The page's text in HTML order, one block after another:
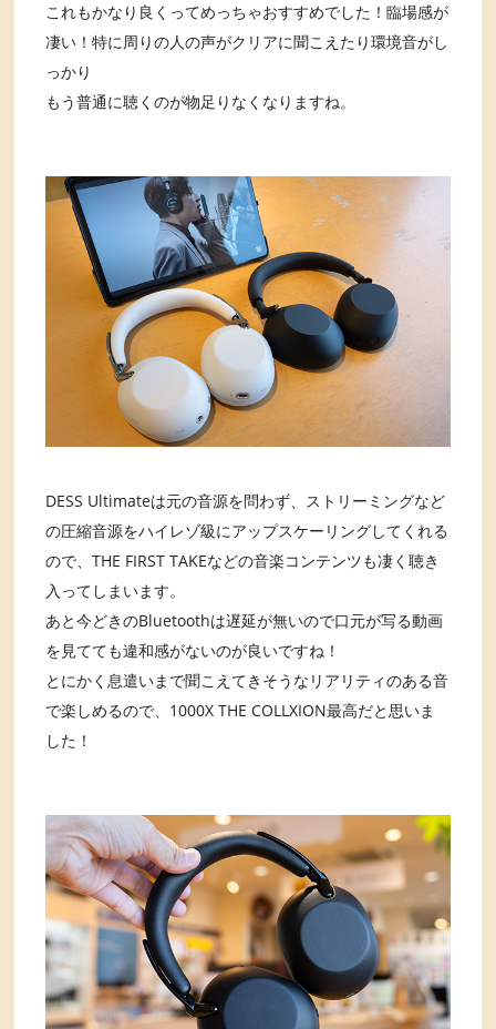
これもかなり良くってめっちゃおすすめでした！臨場感が
凄い！特に周りの人の声がクリアに聞こえたり環境音がし
っかり
もう普通に聴くのが物足りなくなりますね。
DESS Ultimateは元の音源を問わず、ストリーミングなど
の圧縮音源をハイレゾ級にアップスケーリングしてくれる
ので、THE FIRST TAKEなどの音楽コンテンツも凄く聴き
入ってしまいます。
あと今どきのBluetoothは遅延が無いので口元が写る動画
を見てても違和感がないのが良いですね！
とにかく息遣いまで聞こえてきそうなリアリティのある音
で楽しめるので、1000X THE COLLXION最高だと思いま
した！